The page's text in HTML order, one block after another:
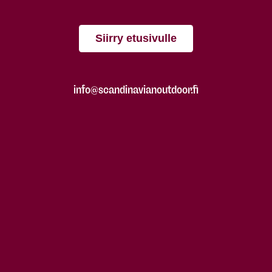
Siirry etusivulle
info@scandinavianoutdoor.fi